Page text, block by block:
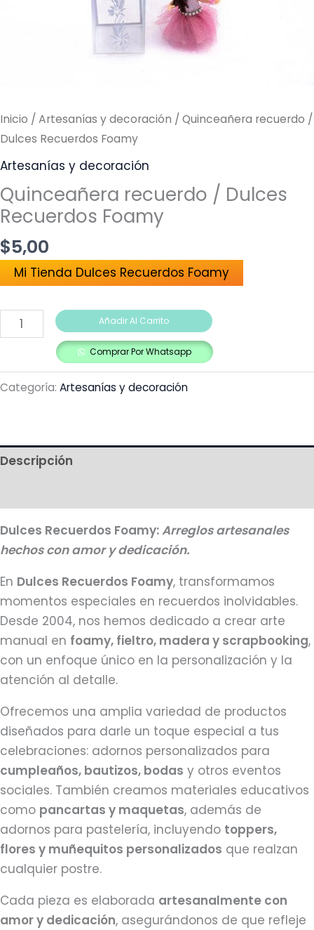
Inicio / Artesanías y decoración / Quinceañera recuerdo /
Dulces Recuerdos Foamy
Artesanías y decoración
Quinceañera recuerdo / Dulces
Recuerdos Foamy
$5,00
Mi Tienda Dulces Recuerdos Foamy
Añadir Al Carrito
Comprar Por Whatsapp
Categoría: Artesanías y decoración
Descripción
Dulces Recuerdos Foamy:Arreglos artesanales
hechos con amor y dedicación.
En Dulces Recuerdos Foamy, transformamos
momentos especiales en recuerdos inolvidables.
Desde 2004, nos hemos dedicado a crear arte
manual en foamy, fieltro, madera y scrapbooking,
con un enfoque único en la personalización y la
atención al detalle.
Ofrecemos una amplia variedad de productos
diseñados para darle un toque especial a tus
celebraciones: adornos personalizados para
cumpleaños, bautizos, bodas y otros eventos
sociales. También creamos materiales educativos
como pancartas y maquetas, además de
adornos para pastelería, incluyendo toppers,
flores y muñequitos personalizados que realzan
cualquier postre.
Cada pieza es elaborada artesanalmente con
amor y dedicación, asegurándonos de que refleje